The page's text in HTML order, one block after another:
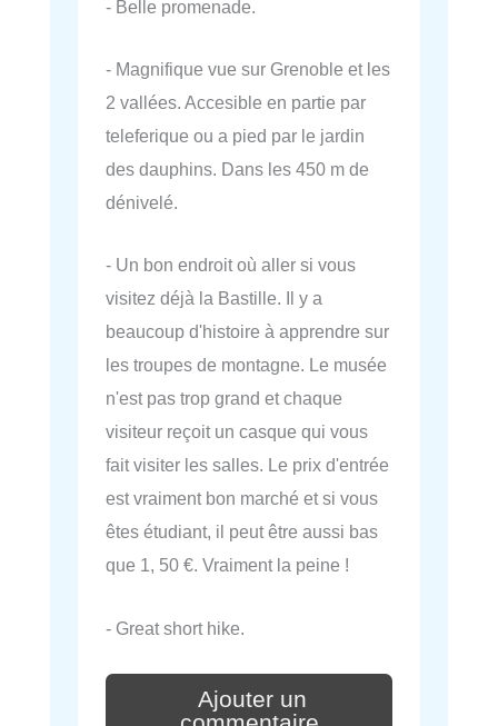
- Belle promenade.
- Magnifique vue sur Grenoble et les
2 vallées. Accesible en partie par
teleferique ou a pied par le jardin
des dauphins. Dans les 450 m de
dénivelé.
- Un bon endroit où aller si vous
visitez déjà la Bastille. Il y a
beaucoup d'histoire à apprendre sur
les troupes de montagne. Le musée
n'est pas trop grand et chaque
visiteur reçoit un casque qui vous
fait visiter les salles. Le prix d'entrée
est vraiment bon marché et si vous
êtes étudiant, il peut être aussi bas
que 1, 50 €. Vraiment la peine !
- Great short hike.
Ajouter un